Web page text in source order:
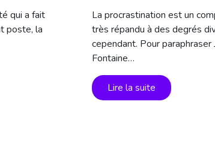
qui a fait
poste, la
La procrastination est un
très répandu à des degrés
cependant. Pour paraphraser
Fontaine…
Lire la suite